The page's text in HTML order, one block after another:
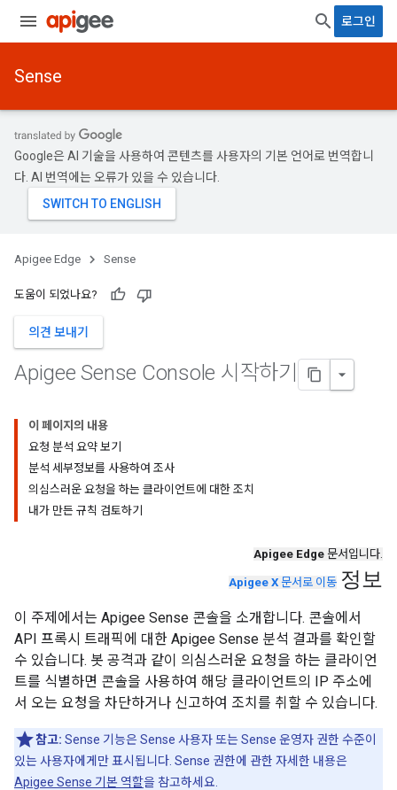
로그인
Sense
Google은 AI 기술을 사용하여 콘텐츠를 사용자의 기본 언어로 번역합니
다. AI 번역에는 오류가 있을 수 있습니다.
Apigee Edge Sense
도움이 되었나요?
의견 보내기
Apigee Sense Console 시작하기
이 페이지의 내용
요청 분석 요약 보기
분석 세부정보를 사용하여 조사
의심스러운 요청을 하는 클라이언트에 대한 조치
내가 만든 규칙 검토하기
Apigee Edge 문서입니다.
Apigee X 문서로 이동 정보
이 주제에서는 Apigee Sense 콘솔을 소개합니다. 콘솔에서
API 프록시 트래픽에 대한 Apigee Sense 분석 결과를 확인할
수 있습니다. 봇 공격과 같이 의심스러운 요청을 하는 클라이언
트를 식별하면 콘솔을 사용하여 해당 클라이언트의 IP 주소에
서 오는 요청을 차단하거나 신고하여 조치를 취할 수 있습니다.
참고: Sense 기능은 Sense 사용자 또는 Sense 운영자 권한 수준이
있는 사용자에게만 표시됩니다. Sense 권한에 관한 자세한 내용은
Apigee Sense 기본 역할을 참고하세요.